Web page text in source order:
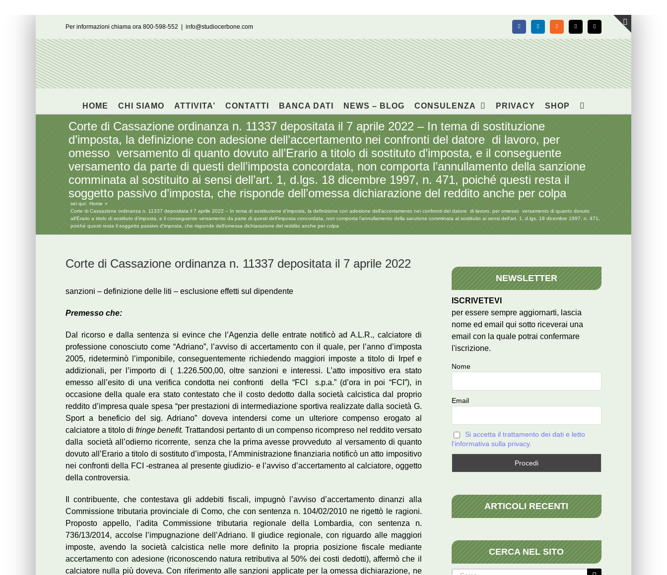
Per informazioni chiama ora 800-598-552 info@studiocerbone.com FacebookLinkedIn Rss X Email
HOME CHI SIAMO ATTIVITA’ CONTATTI BANCA DATI NEWS – BLOG CONSULENZA PRIVACY SHOP
Corte di Cassazione ordinanza n. 11337 depositata il 7 aprile 2022 – In tema di sostituzione
d’imposta, la definizione con adesione dell’accertamento nei confronti del datore di lavoro, per
omesso versamento di quanto dovuto all’Erario a titolo di sostituto d’imposta, e il conseguente
versamento da parte di questi dell’imposta concordata, non comporta l’annullamento della sanzione
comminata al sostituito ai sensi dell’art. 1, d.lgs. 18 dicembre 1997, n. 471, poiché questi resta il
soggetto passivo d’imposta, che risponde dell’omessa dichiarazione del reddito anche per colpa
sei qui: Home
Corte di Cassazione ordinanza n. 11337 depositata il 7 aprile 2022 – In tema di sostituzione d’imposta, la definizione con adesione dell’accertamento nei confronti del datore di lavoro, per omesso versamento di quanto dovuto
all’Erario a titolo di sostituto d’imposta, e il conseguente versamento da parte di questi dell’imposta concordata, non comporta l’annullamento della sanzione comminata al sostituito ai sensi dell’art. 1, d.lgs. 18 dicembre 1997, n. 471,
poiché questi resta il soggetto passivo d’imposta, che risponde dell’omessa dichiarazione del reddito anche per colpa
Corte di Cassazione ordinanza n. 11337 depositata il 7 aprile 2022
sanzioni – definizione delle liti – esclusione effetti sul dipendente
Premesso che:
Dal ricorso e dalla sentenza si evince che l’Agenzia delle entrate notificò ad A.L.R., calciatore di
professione conosciuto come “Adriano”, l’avviso di accertamento con il quale, per l’anno d’imposta
2005, rideterminò l’imponibile, conseguentemente richiedendo maggiori imposte a titolo di Irpef e
addizionali, per l’importo di ( 1.226.500,00, oltre sanzioni e interessi. L’atto impositivo era stato
emesso all’esito di una verifica condotta nei confronti della “FCI s.p.a.” (d’ora in poi “FCI”), in
occasione della quale era stato contestato che il costo dedotto dalla società calcistica dal proprio
reddito d’impresa quale spesa “per prestazioni di intermediazione sportiva realizzate dalla società G.
Sport a beneficio del sig. Adriano” doveva intendersi come un ulteriore compenso erogato al
calciatore a titolo difringe benefit.Trattandosi pertanto di un compenso ricompreso nel reddito versato
dalla società all’odierno ricorrente, senza che la prima avesse provveduto al versamento di quanto
dovuto all’Erario a titolo di sostituto d’imposta, l’Amministrazione finanziaria notificò un atto impositivo
nei confronti della FCI -estranea al presente giudizio- e l’avviso d’accertamento al calciatore, oggetto
della controversia.
Il contribuente, che contestava gli addebiti fiscali, impugnò l’avviso d’accertamento dinanzi alla
Commissione tributaria provinciale di Como, che con sentenza n. 104/02/2010 ne rigettò le ragioni.
Proposto appello, l’adita Commissione tributaria regionale della Lombardia, con sentenza n.
736/13/2014, accolse l’impugnazione dell’Adriano. Il giudice regionale, con riguardo alle maggiori
imposte, avendo la società calcistica nelle more definito la propria posizione fiscale mediante
accertamento con adesione (riconoscendo natura retributiva al 50% dei costi dedotti), affermò che il
calciatore nulla più doveva. Con riferimento alle sanzioni applicate per la omessa dichiarazione, ne
NEWSLETTER
ISCRIVETEVI
per essere sempre aggiornarti, lascia
nome ed email qui sotto riceverai una
email con la quale potrai confermare
l'iscrizione.
Nome
Email
Si accetta il trattamento dei dati e letto
l'informativa sulla privacy.
ARTICOLI RECENTI
CERCA NEL SITO
Toggle
area
barra
scorrevole